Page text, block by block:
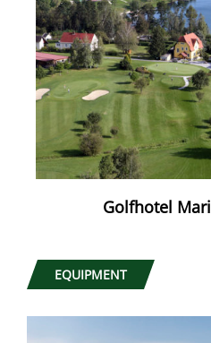
Golfhotel
EQUIPMENT